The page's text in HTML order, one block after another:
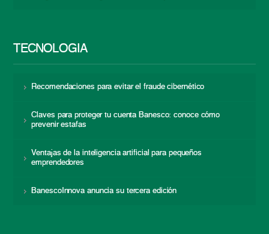
TECNOLOGÍA
Recomendaciones para evitar el fraude cibernético
Claves para proteger tu cuenta Banesco: conoce cómo
prevenir estafas
Ventajas de la inteligencia artificial para pequeños
emprendedores
BanescoInnova anuncia su tercera edición